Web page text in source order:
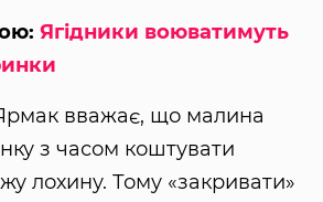
Ягідники воюватимуть
вважає, що малина
з часом коштувати
лохину. Тому «закривати»